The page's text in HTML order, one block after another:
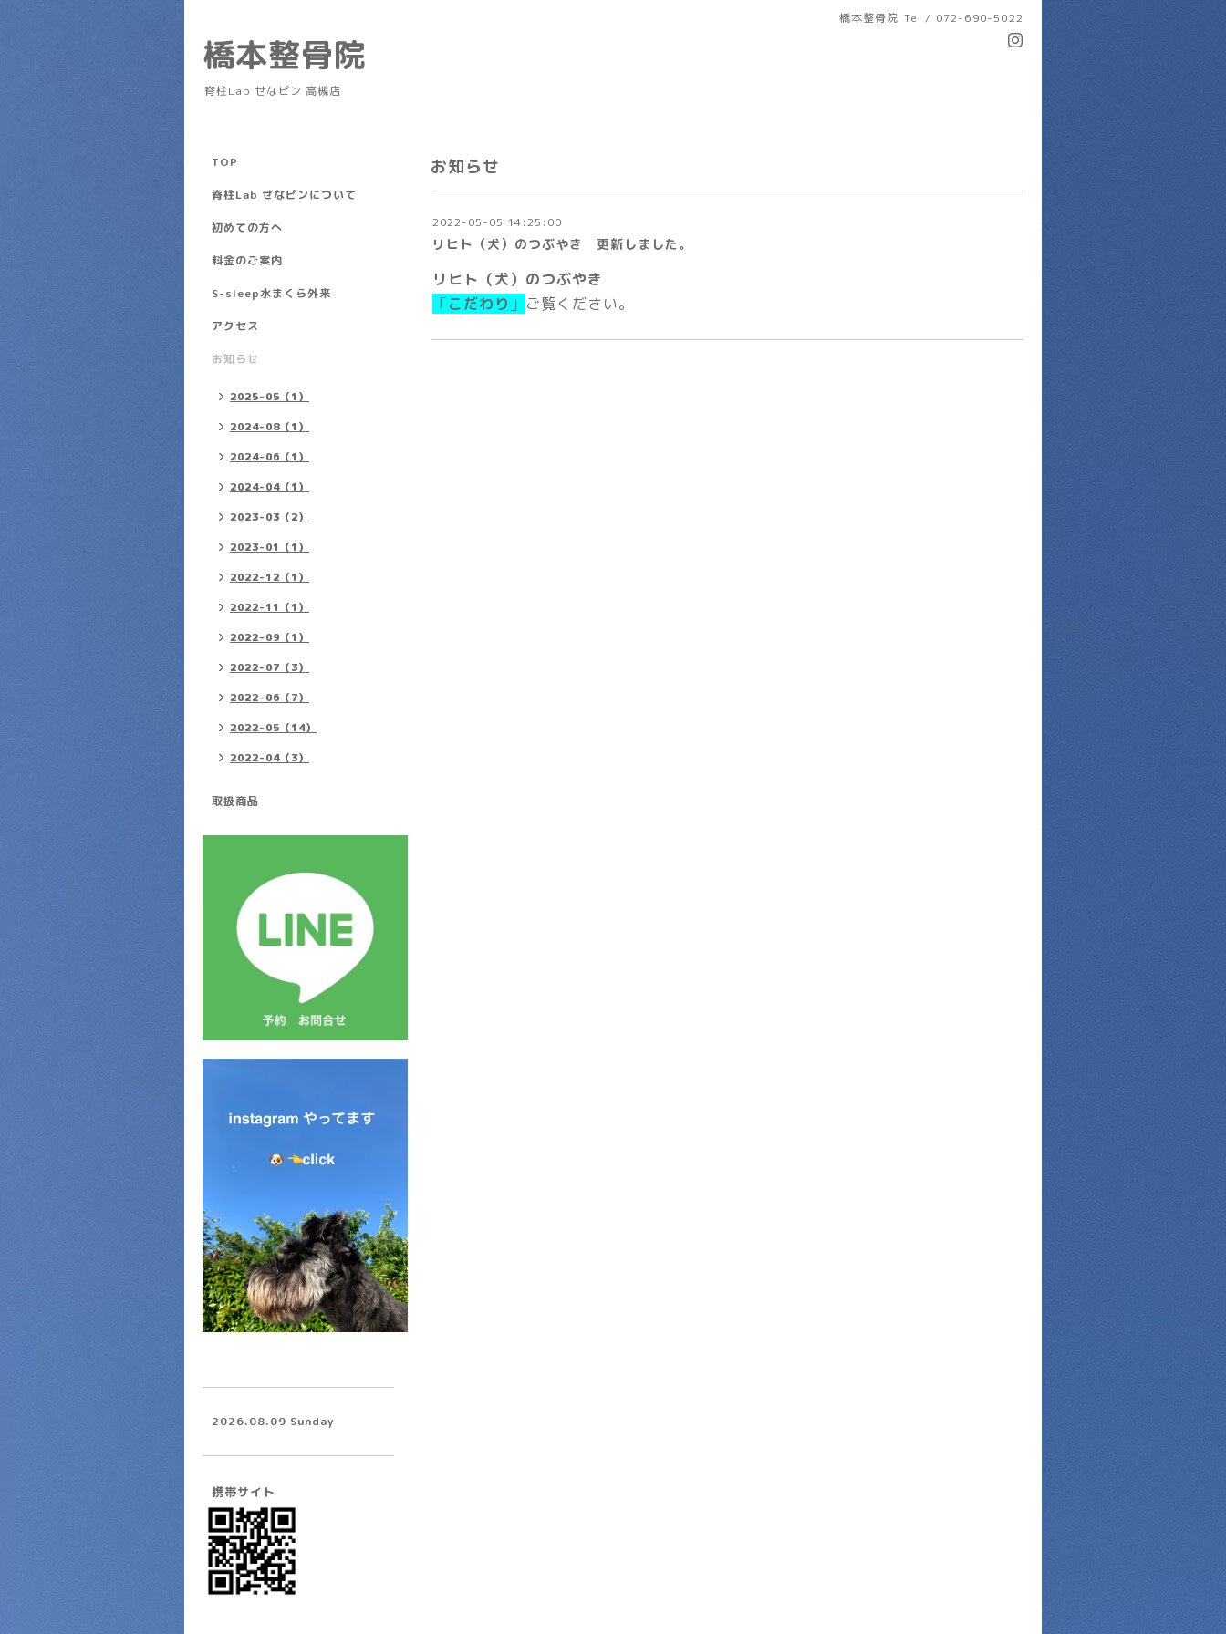
橋本整骨院 Tel / 072-690-5022
橋本整骨院
脊柱Lab せなピン 高槻店
お知らせ
2022-05-05 14:25:00
リヒト（犬）のつぶやき 更新しました。
リヒト（犬）のつぶやき
「こだわり 」 ご覧ください。
TOP
脊柱Lab せなピンについて
初めての方へ
料金のご案内
S-sleep水まくら外来
アクセス
お知らせ
2025-05（1）
2024-08（1）
2024-06（1）
2024-04（1）
2023-03（2）
2023-01（1）
2022-12（1）
2022-11（1）
2022-09（1）
2022-07（3）
2022-06（7）
2022-05（14）
2022-04（3）
取扱商品
2026.08.09 Sunday
携帯サイト